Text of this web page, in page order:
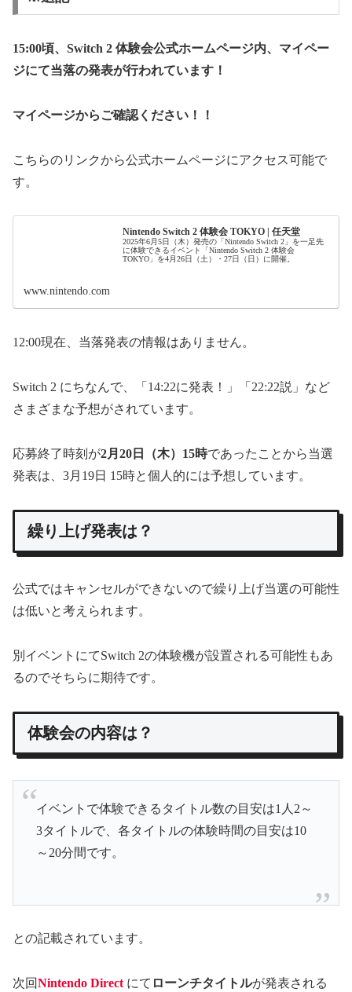
15:00頃、Switch 2 体験会公式ホームページ内、マイペー
ジにて当落の発表が行われています！
マイページからご確認ください！！
こちらのリンクから公式ホームページにアクセス可能で
す。
Nintendo Switch 2 体験会 TOKYO | 任天堂
2025年6月5日（木）発売の「Nintendo Switch 2」を一足先
に体験できるイベント「Nintendo Switch 2 体験会
TOKYO」を4月26日（土）・27日（日）に開催。
www.nintendo.com
12:00現在、当落発表の情報はありません。
Switch 2 にちなんで、「14:22に発表！」「22:22説」など
さまざまな予想がされています。
応募終了時刻が2月20日（木）15時であったことから当選
発表は、3月19日 15時と個人的には予想しています。
繰り上げ発表は？
公式ではキャンセルができないので繰り上げ当選の可能性
は低いと考えられます。
別イベントにてSwitch 2の体験機が設置される可能性もあ
るのでそちらに期待です。
体験会の内容は？
イベントで体験できるタイトル数の目安は1人2～
3タイトルで、各タイトルの体験時間の目安は10
～20分間です。
との記載されています。
次回Nintendo Direct にて ローンチタイトルが発表される